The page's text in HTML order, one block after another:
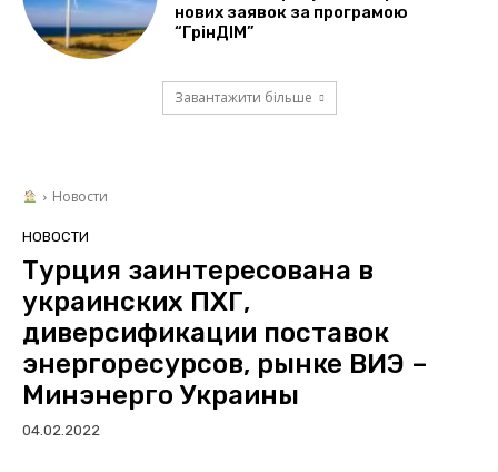
нових заявок за програмою
“ГрінДІМ”
Завантажити більше